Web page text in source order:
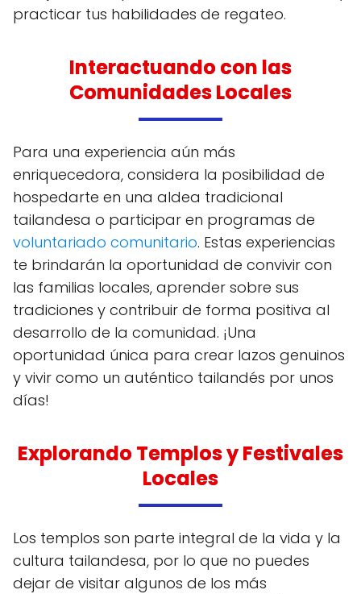
practicar tus habilidades de regateo.
Interactuando con las
Comunidades Locales
Para una experiencia aún más
enriquecedora, considera la posibilidad de
hospedarte en una aldea tradicional
tailandesa o participar en programas de
voluntariado comunitario. Estas experiencias
te brindarán la oportunidad de convivir con
las familias locales, aprender sobre sus
tradiciones y contribuir de forma positiva al
desarrollo de la comunidad. ¡Una
oportunidad única para crear lazos genuinos
y vivir como un auténtico tailandés por unos
días!
Explorando Templos y Festivales
Locales
Los templos son parte integral de la vida y la
cultura tailandesa, por lo que no puedes
dejar de visitar algunos de los más